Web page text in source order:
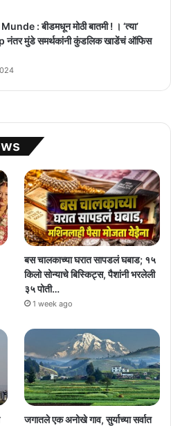
: बीडमधून मोठी बातमी ! । ‘त्या’
मुंडे समर्थकांनी कुंडलिक खाडेंचं ऑफिस
बस चालकाच्या घरात सापडलं घबाड; १५
किलो सोन्याचे बिस्किट्स, पैशांनी भरलेली
३५ पोती…
1 week ago
जगातले एक अनोखे गाव, सुर्याच्या सर्वात